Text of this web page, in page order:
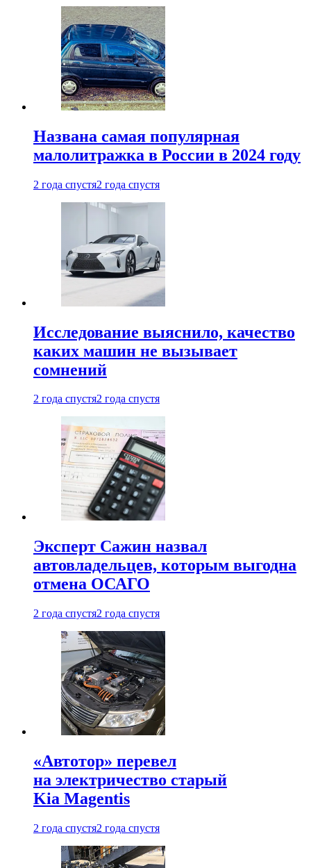
Названа самая популярная
малолитражка в России в 2024 году
2 года спустя2 года спустя
Исследование выяснило, качество
каких машин не вызывает
сомнений
2 года спустя2 года спустя
Эксперт Сажин назвал
автовладельцев, которым выгодна
отмена ОСАГО
2 года спустя2 года спустя
«Автотор» перевел
на электричество старый
Kia Magentis
2 года спустя2 года спустя